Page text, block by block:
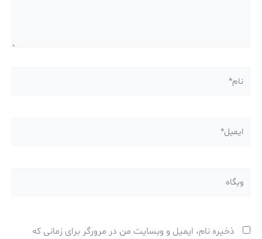
وبگاه
ذخیره نام، ایمیل و وبسایت من در مرورگر برای زمانی که